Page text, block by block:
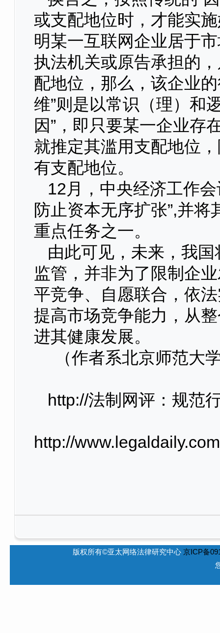
或支配地位时，才能实
明某一互联网企业居于
执法机关或原告承担的
配地位，那么，该企业
维”则是以常识（理）和
因”，即只要某一企业存
就推定其滥用支配地位
有支配地位。
12月，中央经济工作
防止资本无序扩张”,并
重点任务之一。
由此可见，未来，我
监管，并非为了限制企
平竞争、自愿联合，依
提高市场竞争能力，从
进其健康发展。
（作者系北京师范大
http://法制网评：规范
http://
版权所有©亚太网络法律研究中心 京ICP备